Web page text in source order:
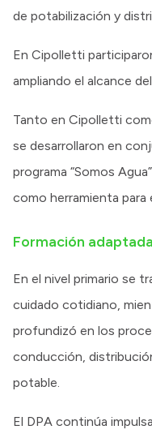
de potabilización y
En Cipolletti
ampliando el alcance
Tanto en Cipolletti
se desarrollaron en
programa “Somos
como herramienta para
Formación
En el nivel primario se
cuidado cotidiano,
profundizó en los
conducción,
potable.
El DPA continúa